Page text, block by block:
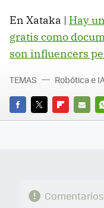
En Xataka | Hay
gratis como
son influencers
FACEBOOK
TWITTERFLIPBOARD
E-
TEMAS Robótica e